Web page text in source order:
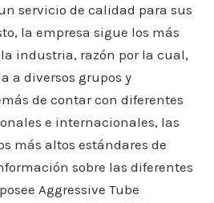
servicio de calidad para sus
la empresa sigue los más
industria, razón por la cual,
a diversos grupos y
de contar con diferentes
e internacionales, las
más altos estándares de
sobre las diferentes
Aggressive Tube